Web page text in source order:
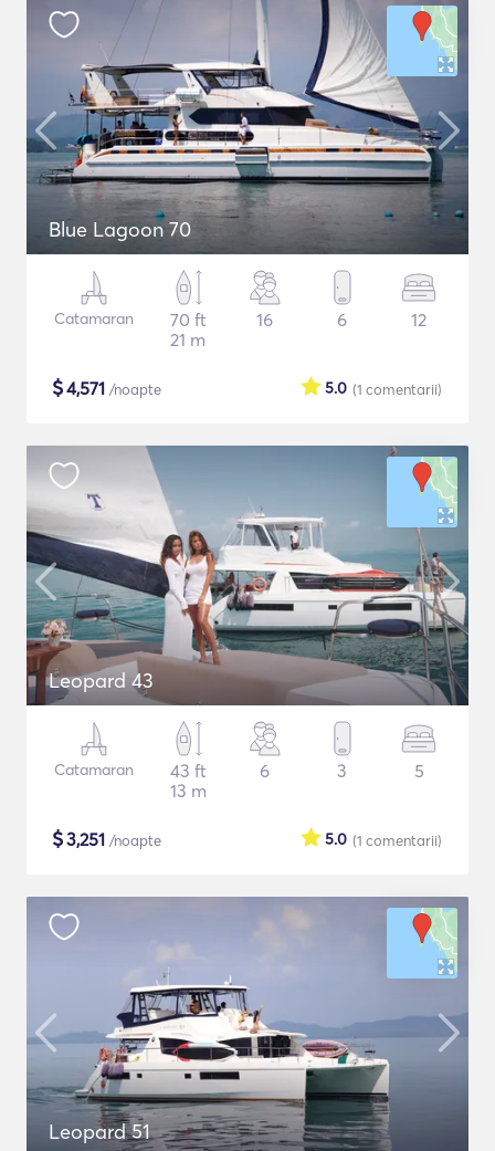
Blue Lagoon 70
Catamaran
70 ft
21 m
16 6 12
$4,571 /noapte (1 comentarii)
5.0
Leopard 43
Catamaran
43 ft
13 m
6 3 5
$3,251 /noapte (1 comentarii)
5.0
Leopard 51